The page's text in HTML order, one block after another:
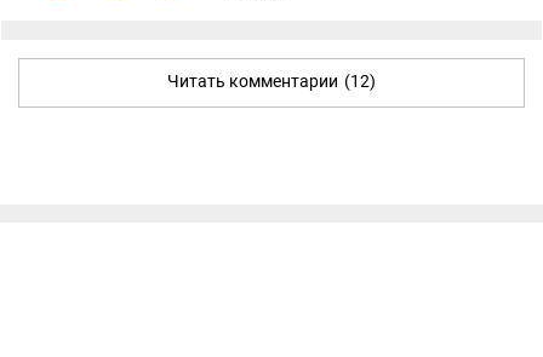
Читать комментарии (12)